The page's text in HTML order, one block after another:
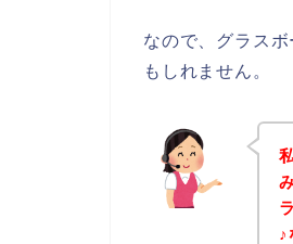
なので、グラス
もしれません。
♪